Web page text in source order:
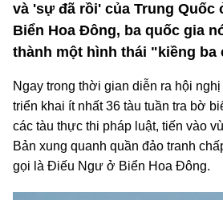
và 'sự đã rồi' của Trung Quốc
Biển Hoa Đông, ba quốc gia
thành một hình thái "kiềng ba
Ngay trong thời gian diễn ra hội
triển khai ít nhất 36 tàu tuần tra bờ
các tàu thực thi pháp luật, tiến vào
Bản xung quanh quần đảo tranh
gọi là Điếu Ngư ở Biển Hoa Đông.